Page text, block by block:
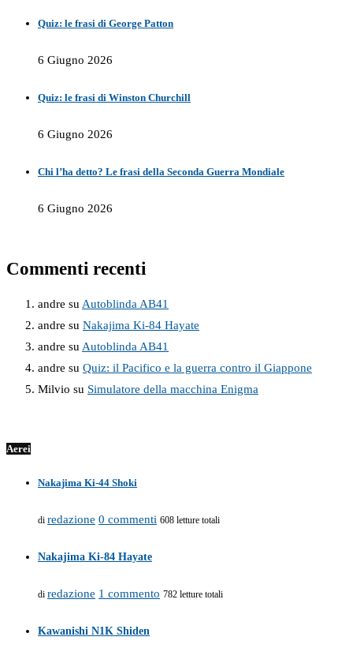
Quiz: le frasi di George Patton
6 Giugno 2026
Quiz: le frasi di Winston Churchill
6 Giugno 2026
Chi l’ha detto? Le frasi della Seconda Guerra Mondiale
6 Giugno 2026
Commenti recenti
andre su Autoblinda AB41
andre su Nakajima Ki-84 Hayate
andre su Autoblinda AB41
andre su Quiz: il Pacifico e la guerra contro il Giappone
Milvio su Simulatore della macchina Enigma
Aerei
Nakajima Ki-44 Shoki
di redazione 0 commenti 608 letture totali
Nakajima Ki-84 Hayate
di redazione 1 commento 782 letture totali
Kawanishi N1K Shiden